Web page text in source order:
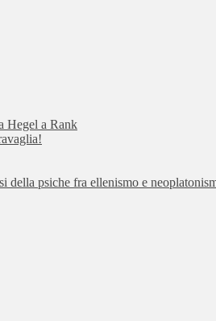
Hegel a Rank
della psiche fra ellenismo e